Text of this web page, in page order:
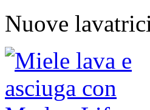
Nuove